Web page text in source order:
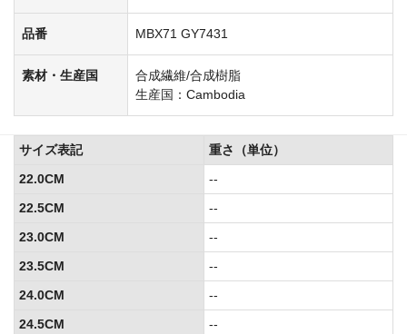
品番 MBX71 GY7431
素材・生産国
合成繊維/合成樹脂
生産国：Cambodia
サイズ表記
重さ（単位）
22.0CM
--
22.5CM
--
23.0CM
--
23.5CM
--
24.0CM
--
24.5CM
--